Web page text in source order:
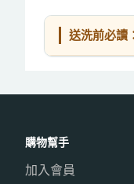
送洗前必讀
購物幫手
加入會員